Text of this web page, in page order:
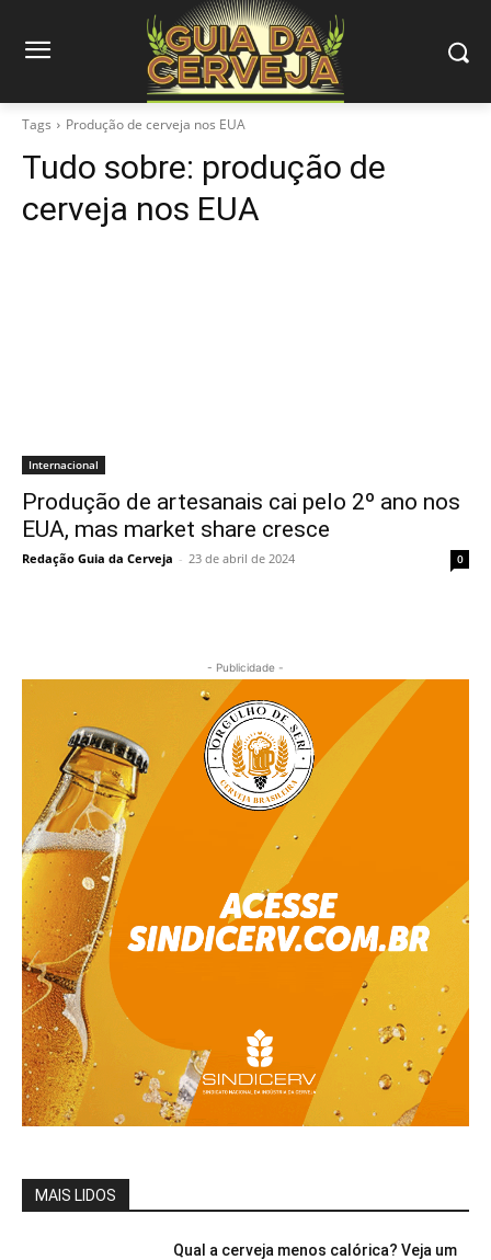
Tags Produção de cerveja nos EUA
Tudo sobre: produção de
cerveja nos EUA
Internacional
Produção de artesanais cai pelo 2º ano nos
EUA, mas market share cresce
Redação Guia da Cerveja - 23 de abril de 2024 0
- Publicidade -
MAIS LIDOS
Qual a cerveja menos calórica? Veja um